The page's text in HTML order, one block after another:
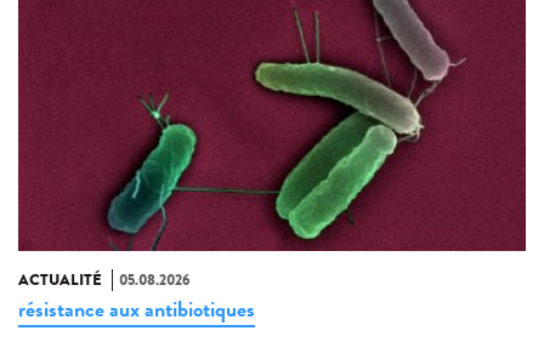
ACTUALITÉ 05.08.2026
résistance aux antibiotiques